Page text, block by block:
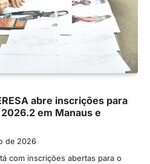
abre inscrições para
em Manaus e
de 2026
com inscrições abertas para o